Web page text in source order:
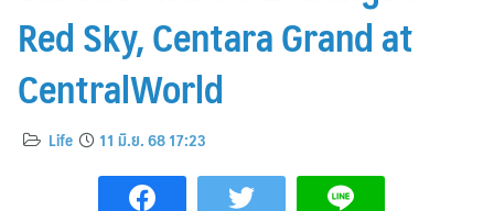
Red Sky, Centara Grand at
CentralWorld
Life 11 มิ.ย. 68 17:23